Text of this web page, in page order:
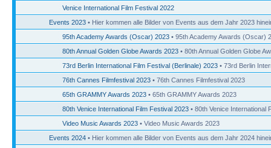
Venice International Film Festival 2022
Events 2023 • Hier kommen alle Bilder von Events aus dem Jahr 2023
95th Academy Awards (Oscar) 2023 • 95th Academy Awards (Oscar)
80th Annual Golden Globe Awards 2023 • 80th Annual Golden Globe
73rd Berlin International Film Festival (Berlinale) 2023 • 73rd Berlin
76th Cannes Filmfestival 2023 • 76th Cannes Filmfestival 2023
65th GRAMMY Awards 2023 • 65th GRAMMY Awards 2023
80th Venice International Film Festival 2023 • 80th Venice International
Video Music Awards 2023 • Video Music Awards 2023
Events 2024 • Hier kommen alle Bilder von Events aus dem Jahr 2024